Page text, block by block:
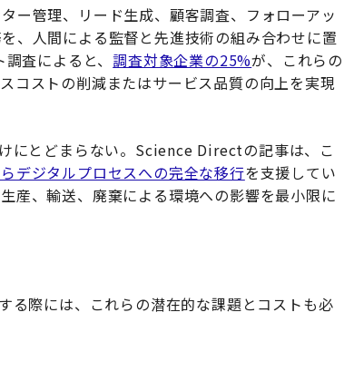
ー管理、リード生成、顧客調査、フォローアッ
、人間による監督と先進技術の組み合わせに置
調査によると、調査対象企業の25%が、これらの
コストの削減またはサービス品質の向上を実現
にとどまらない。Science Directの記事は、こ
デジタルプロセスへの完全な移行を支援してい
産、輸送、廃棄による環境への影響を最小限に
る際には、これらの潜在的な課題とコストも必